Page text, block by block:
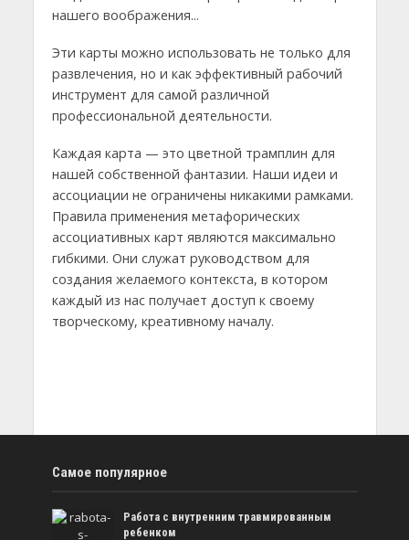
нашего воображения...
Эти карты можно использовать не только для
развлечения, но и как эффективный рабочий
инструмент для самой различной
профессиональной деятельности.
Каждая карта — это цветной трамплин для
нашей собственной фантазии. Наши идеи и
ассоциации не ограничены никакими рамками.
Правила применения метафорических
ассоциативных карт являются максимально
гибкими. Они служат руководством для
создания желаемого контекста, в котором
каждый из нас получает доступ к своему
творческому, креативному началу.
Самое популярное
Работа с внутренним травмированным
ребенком